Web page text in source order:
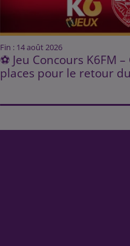
Fin : 14 août 2026
⚽ Jeu Concours K6FM
places pour le retour